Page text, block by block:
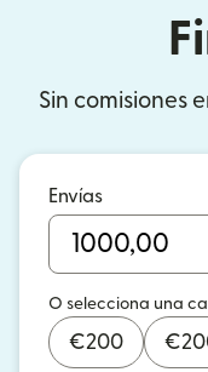
Sin comisiones
Envías
O selecciona una
€200 €